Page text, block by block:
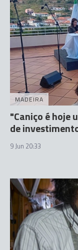
MADEIRA
"Caniço é
de
9 Jun 20:33